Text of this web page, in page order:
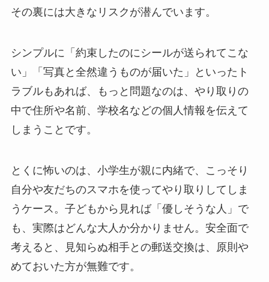
その裏には大きなリスクが潜んでいます。
シンプルに「約束したのにシールが送られてこな
い」「写真と全然違うものが届いた」といったト
ラブルもあれば、もっと問題なのは、やり取りの
中で住所や名前、学校名などの個人情報を伝えて
しまうことです。
とくに怖いのは、小学生が親に内緒で、こっそり
自分や友だちのスマホを使ってやり取りしてしま
うケース。子どもから見れば「優しそうな人」で
も、実際はどんな大人か分かりません。安全面で
考えると、見知らぬ相手との郵送交換は、原則や
めておいた方が無難です。